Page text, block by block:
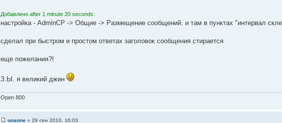
Добавлено after 1 minute 20 seconds:
настройка - AdminCP -> Общие -> Размещение сообщений. и там в пунктах "интервал
сделал при быстром и простом ответах заголовок сообщения стирается
еще пожелания?!
З.Ы. я великий джин
Open 800
unaone » 29 сен 2010, 16:03